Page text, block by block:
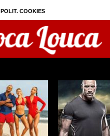
POLIT. COOKIES